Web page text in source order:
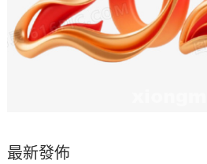
最新發佈